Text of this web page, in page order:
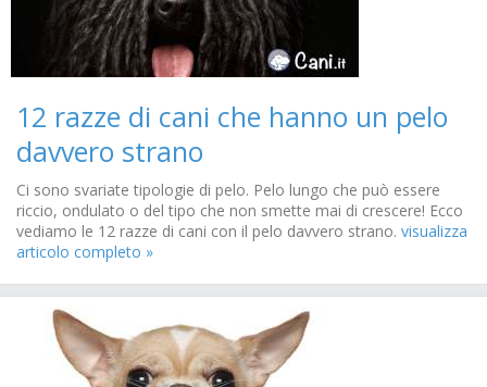
12 razze di cani che hanno un pelo
davvero strano
Ci sono svariate tipologie di pelo. Pelo lungo che può essere
riccio, ondulato o del tipo che non smette mai di crescere! Ecco
vediamo le 12 razze di cani con il pelo davvero strano. visualizza
articolo completo »